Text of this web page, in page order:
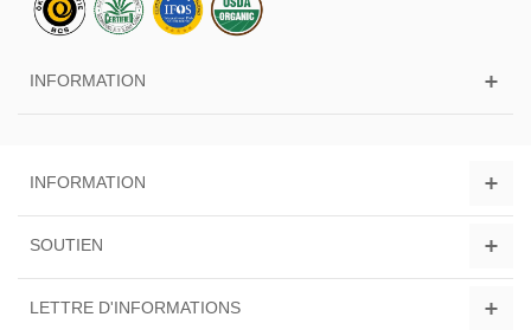
INFORMATION
INFORMATION
SOUTIEN
LETTRE D'INFORMATIONS